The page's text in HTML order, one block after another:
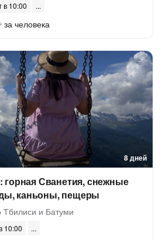
в 10:00
за человека
8 дней
горная Сванетия, снежные
каньоны, пещеры
Тбилиси и Батуми
10:00